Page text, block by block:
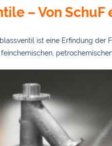
– Von
ist eine Erfindung der